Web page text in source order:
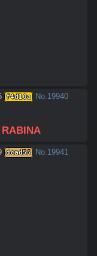
f4d10a No. 19940
RABINA
dcad55 No. 19941